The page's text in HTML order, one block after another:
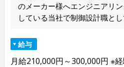
のメーカー様へエンジニアリ
している当社で制御設計職と
給与
月給210,000円～300,000円 ※